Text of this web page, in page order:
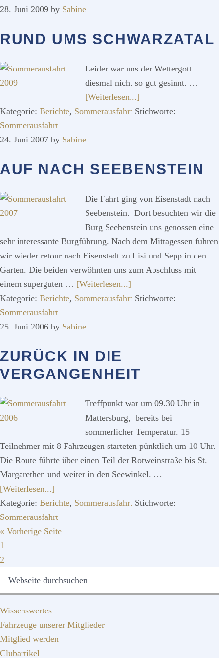
28. Juni 2009 by Sabine
RUND UMS SCHWARZATAL
Leider war uns der Wettergott
diesmal nicht so gut gesinnt. …
[Weiterlesen...]
ums
Kategorie: Berichte, Sommerausfahrt Stichworte:
Sommerausfahrt
24. Juni 2007 by Sabine
AUF NACH SEEBENSTEIN
Die Fahrt ging von Eisenstadt nach
Seebenstein. Dort besuchten wir die
Burg Seebenstein uns genossen eine
sehr interessante Burgführung. Nach dem Mittagessen fuhren
wir wieder retour nach Eisenstadt zu Lisi und Sepp in den
Garten. Die beiden verwöhnten uns zum Abschluss mit
einem superguten … [Weiterlesen...]
nach
Kategorie: Berichte, Sommerausfahrt Stichworte:
Sommerausfahrt
25. Juni 2006 by Sabine
ZURÜCK IN DIE
VERGANGENHEIT
Treffpunkt war um 09.30 Uhr in
Mattersburg, bereits bei
sommerlicher Temperatur. 15
Teilnehmer mit 8 Fahrzeugen starteten pünktlich um 10 Uhr.
Die Route führte über einen Teil der Rotweinstraße bis St.
Margarethen und weiter in den Seewinkel. …
[Weiterlesen...]
in
die
Vergangenheit
Kategorie: Berichte, Sommerausfahrt Stichworte:
Sommerausfahrt
« Vorherige Seiteaufrufen
Seite
1
Seite
2
SEITENSPALTE
QUICKLINKS
Wissenswertes
Fahrzeuge unserer Mitglieder
Mitglied werden
Clubartikel